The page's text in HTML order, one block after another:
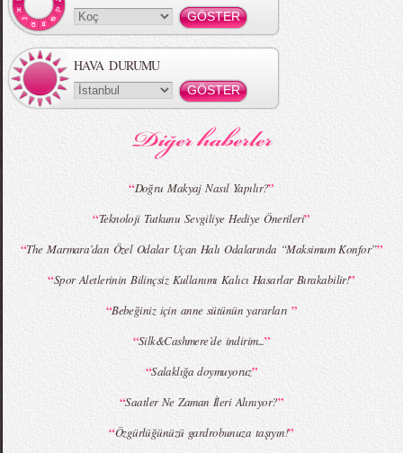
MBFWI - Gülçin Çengel 2015 Yaz
MBFWI - Zeynep Erdoğan 2015 Yaz
MBFWI - Giray Sepin 2015 Yaz Koleksiyonu MBFWI - Burçe Bekrek 2015 Yaz Koleksiyonu
HAVA DURUMU
“Doğru Makyaj Nasıl Yapılır?”
“Teknoloji Tutkunu Sevgiliye Hediye Önerileri”
“The Marmara’dan Özel Odalar Uçan Halı Odalarında “Maksimum Konfor””
“Spor Aletlerinin Bilinçsiz Kullanımı Kalıcı Hasarlar Bırakabilir!”
“Bebeğiniz için anne sütünün yararları ”
“Silk&Cashmere’de indirim...”
“Salaklığa doymuyoruz”
“Saatler Ne Zaman İleri Alınıyor?”
“Özgürlüğünüzü gardrobunuza taşıyın!”